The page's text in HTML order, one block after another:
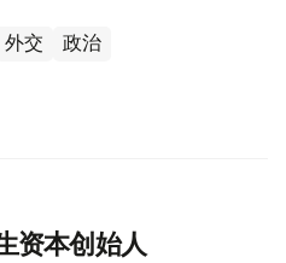
外交 政治
资本创始人